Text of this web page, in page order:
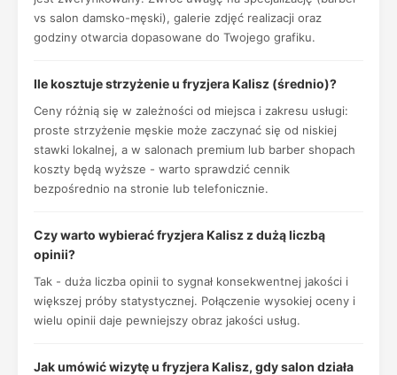
vs salon damsko-męski), galerie zdjęć realizacji oraz
godziny otwarcia dopasowane do Twojego grafiku.
Ile kosztuje strzyżenie u fryzjera Kalisz (średnio)?
Ceny różnią się w zależności od miejsca i zakresu usługi:
proste strzyżenie męskie może zaczynać się od niskiej
stawki lokalnej, a w salonach premium lub barber shopach
koszty będą wyższe - warto sprawdzić cennik
bezpośrednio na stronie lub telefonicznie.
Czy warto wybierać fryzjera Kalisz z dużą liczbą
opinii?
Tak - duża liczba opinii to sygnał konsekwentnej jakości i
większej próby statystycznej. Połączenie wysokiej oceny i
wielu opinii daje pewniejszy obraz jakości usług.
Jak umówić wizytę u fryzjera Kalisz, gdy salon działa